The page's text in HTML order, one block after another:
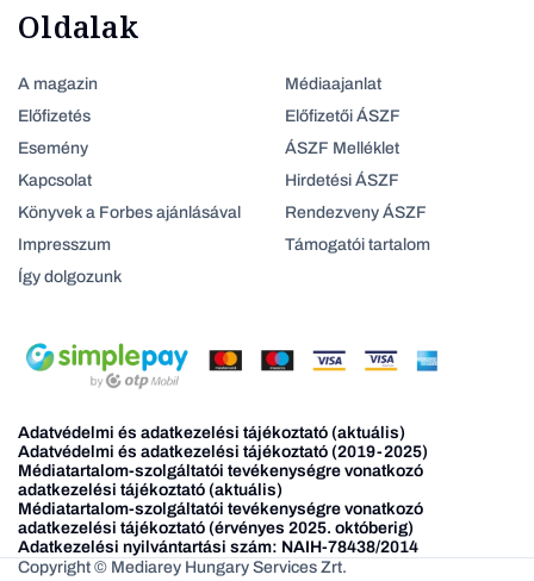
Oldalak
A magazin
Előfizetés
Esemény
Kapcsolat
Könyvek a Forbes ajánlásával
Impresszum
Így dolgozunk
Médiaajanlat
Előfizetői ÁSZF
ÁSZF Melléklet
Hirdetési ÁSZF
Rendezveny ÁSZF
Támogatói tartalom
Adatvédelmi és adatkezelési tájékoztató (aktuális)
Adatvédelmi és adatkezelési tájékoztató (2019-2025)
Médiatartalom-szolgáltatói tevékenységre vonatkozó
adatkezelési tájékoztató (aktuális)
Médiatartalom-szolgáltatói tevékenységre vonatkozó
adatkezelési tájékoztató (érvényes 2025. októberig)
Adatkezelési nyilvántartási szám: NAIH-78438/2014
Copyright © Mediarey Hungary Services Zrt.